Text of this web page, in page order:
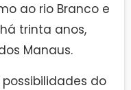
ao rio Branco e
trinta anos,
Manaus.
do